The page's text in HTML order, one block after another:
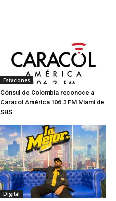
Estaciones
Cónsul de Colombia reconoce a
Caracol América 106.3 FM Miami de
SBS
Digital